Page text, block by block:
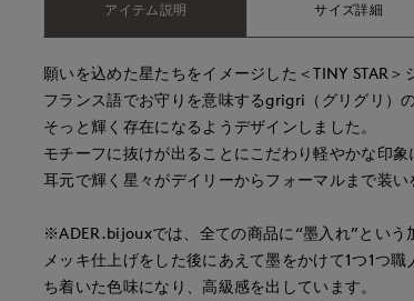
アイテム説明 サイズ詳細
願いを込めた星たちをイメージした＜TINY STAR＞
フランス語でお守りを意味するgrigri（グリグリ）
そっと輝く存在になるようデザインしました。
モチーフに抜けが出ることにこだわり軽やかな印象
耳元で輝く星々がデイリーからフォーマルまで装い
※ADER.bijouxでは、全ての商品に“墨入れ”という
メッキ仕上げをした後にあえて墨をかけて1つ1つ
ち着いた色味になり、高級感を出しています。